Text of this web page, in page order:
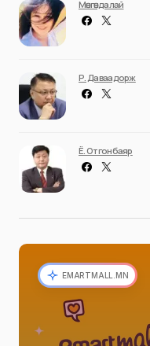
Мөнгөндалай
Р. Даваадорж
Ё. Отгонбаяр
EMARTMALL.MN